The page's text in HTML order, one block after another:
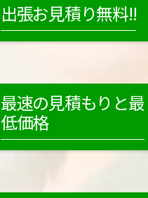
出張お見積り無料!!
最速の見積もりと最
低価格